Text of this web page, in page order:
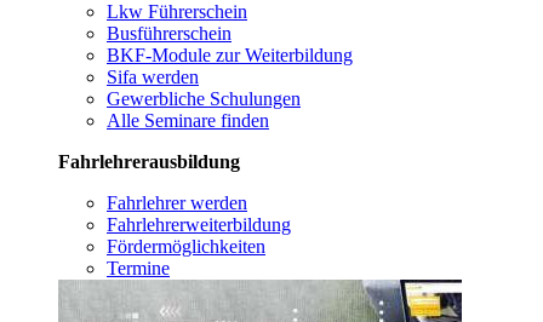
Lkw Führerschein
Busführerschein
BKF-Module zur Weiterbildung
Sifa werden
Gewerbliche Schulungen
Alle Seminare finden
Fahrlehrerausbildung
Fahrlehrer werden
Fahrlehrerweiterbildung
Fördermöglichkeiten
Termine